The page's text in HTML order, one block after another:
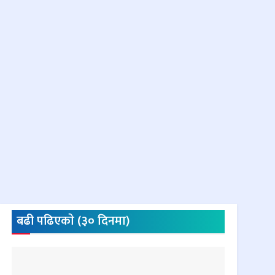
बढी पढिएकाे (३० दिनमा)